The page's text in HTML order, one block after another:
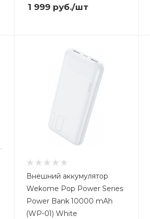
1 999 руб./шт
Внешний аккумулятор
Wekome Pop Power Series
Power Bank 10000 mAh
(WP-01) White